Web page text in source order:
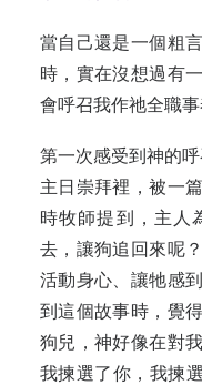
當自己還是一個粗
時，實在沒想過有
會呼召我作祂全職事
第一次感受到神的
主日崇拜裡，被一
時牧師提到，主人
去，讓狗追回來呢
活動身心、讓牠感
到這個故事時，覺
狗兒，神好像在對
我揀選了你，我揀